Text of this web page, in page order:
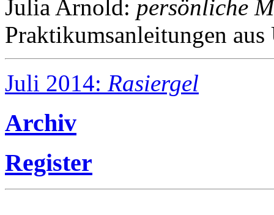
Julia Arnold: persönliche
Praktikumsanleitungen
Juli 2014: Rasiergel
Archiv
Register